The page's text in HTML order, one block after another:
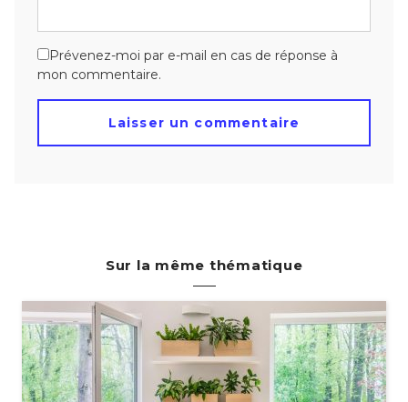
Prévenez-moi par e-mail en cas de réponse à
mon commentaire.
Sur la même thématique